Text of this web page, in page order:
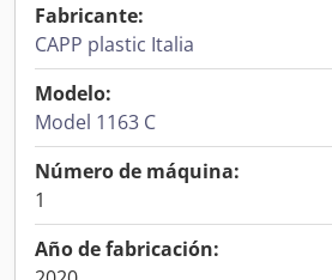
Fabricante:
CAPP plastic Italia
Modelo:
Model 1163 C
Número de máquina:
1
Año de fabricación: